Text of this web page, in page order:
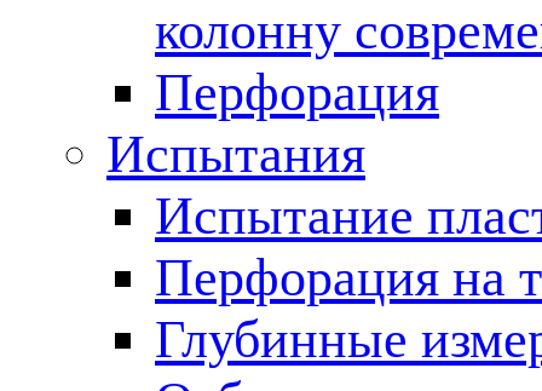
колонну
Перфорация
Испытания
Испытание
Перфорация на
Глубинные